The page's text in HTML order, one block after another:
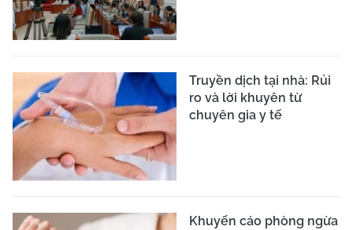
Truyền dịch tại nhà: Rủi
ro và lời khuyên từ
chuyên gia y tế
Khuyến cáo phòng ngừa